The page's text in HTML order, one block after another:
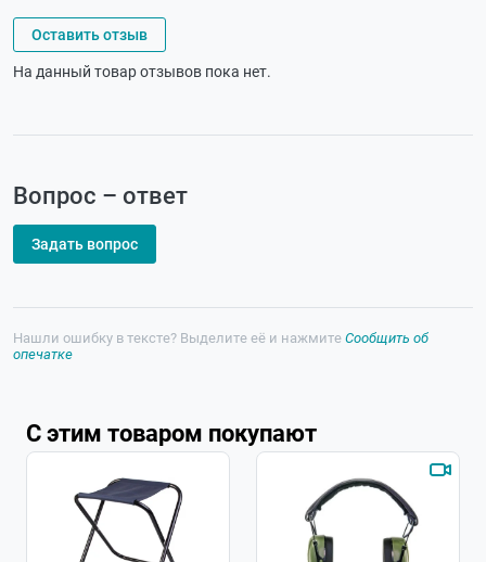
Оставить отзыв
На данный товар отзывов пока нет.
Вопрос – ответ
Задать вопрос
Нашли ошибку в тексте? Выделите её и нажмите Сообщить об
опечатке
С этим товаром покупают